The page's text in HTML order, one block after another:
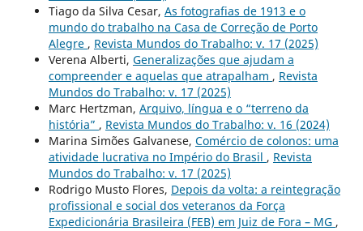
Tiago da Silva Cesar, As fotografias de 1913 e o
mundo do trabalho na Casa de Correção de Porto
Alegre , Revista Mundos do Trabalho: v. 17 (2025)
Verena Alberti, Generalizações que ajudam a
compreender e aquelas que atrapalham , Revista
Mundos do Trabalho: v. 17 (2025)
Marc Hertzman, Arquivo, língua e o “terreno da
história” , Revista Mundos do Trabalho: v. 16 (2024)
Marina Simões Galvanese, Comércio de colonos: uma
atividade lucrativa no Império do Brasil , Revista
Mundos do Trabalho: v. 17 (2025)
Rodrigo Musto Flores, Depois da volta: a reintegração
profissional e social dos veteranos da Força
Expedicionária Brasileira (FEB) em Juiz de Fora – MG ,